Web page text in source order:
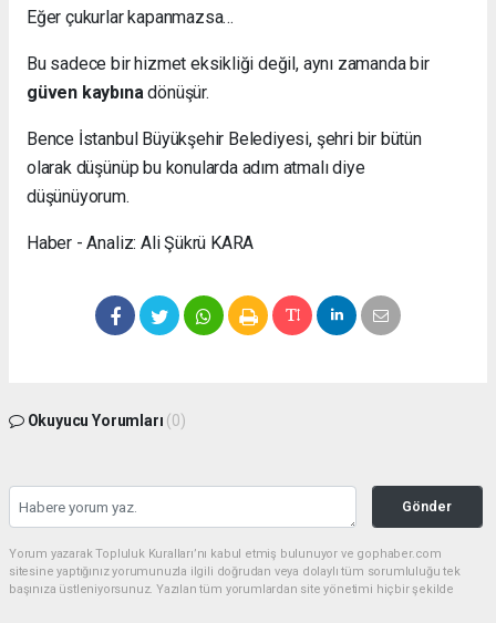
Eğer çukurlar kapanmazsa…
Bu sadece bir hizmet eksikliği değil, aynı zamanda bir
güven kaybına dönüşür.
Bence İstanbul Büyükşehir Belediyesi, şehri bir bütün
olarak düşünüp bu konularda adım atmalı diye
düşünüyorum.
Haber - Analiz: Ali Şükrü KARA
Okuyucu Yorumları (0)
Gönder
Yorum yazarak Topluluk Kuralları’nı kabul etmiş bulunuyor ve gophaber.com
sitesine yaptığınız yorumunuzla ilgili doğrudan veya dolaylı tüm sorumluluğu tek
başınıza üstleniyorsunuz. Yazılan tüm yorumlardan site yönetimi hiçbir şekilde